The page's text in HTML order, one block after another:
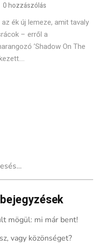
0 hozzászólás
ék új lemeze, amit tavaly
– erről a
’Shadow On The
mögül: mi már bent!
vagy közönséget?